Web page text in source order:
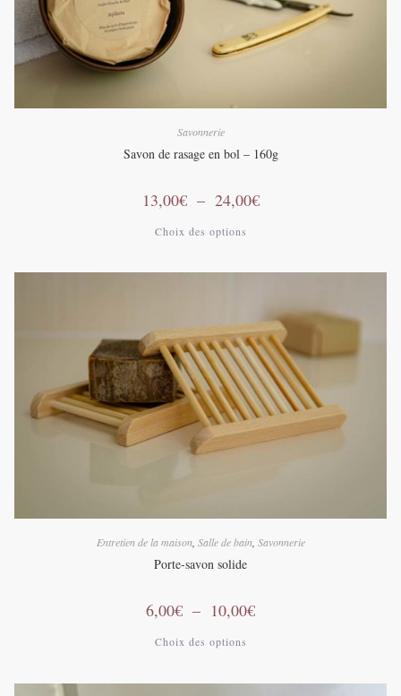
Savonnerie
Savon de rasage en bol – 160g
13,00€ – 24,00€Plage
de
Choix des options
variations.
peuvent
être
choisies
sur
la
page
du
produit
Entretien de la maison, Salle de bain, Savonnerie
Porte-savon solide
6,00€ – 10,00€Plage
de
Choix des options
variations.